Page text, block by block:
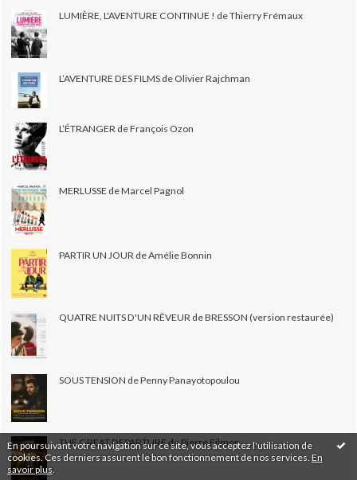
En poursuivant votre navigation sur ce site, vous acceptez l'utilisation de
cookies. Ces derniers assurent le bon fonctionnement de nos services. En
savoir plus
LUMIÈRE, L'AVENTURE CONTINUE ! de Thierry Frémaux
L’AVENTURE DES FILMS de Olivier Rajchman
L’ÉTRANGER de François Ozon
MERLUSSE de Marcel Pagnol
PARTIR UN JOUR de Amélie Bonnin
QUATRE NUITS D'UN RÊVEUR de BRESSON (version restaurée)
SOUS TENSION de Penny Panayotopoulou
THE GREAT DEPARTURE de Pierre Filmon